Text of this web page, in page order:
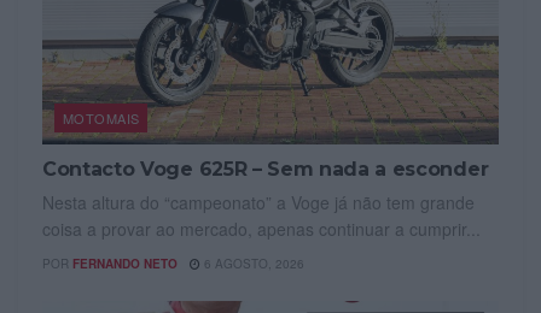
MOTOMAIS
Contacto Voge 625R – Sem nada a esconder
Nesta altura do “campeonato” a Voge já não tem grande
coisa a provar ao mercado, apenas continuar a cumprir...
POR FERNANDO NETO 6 AGOSTO, 2026